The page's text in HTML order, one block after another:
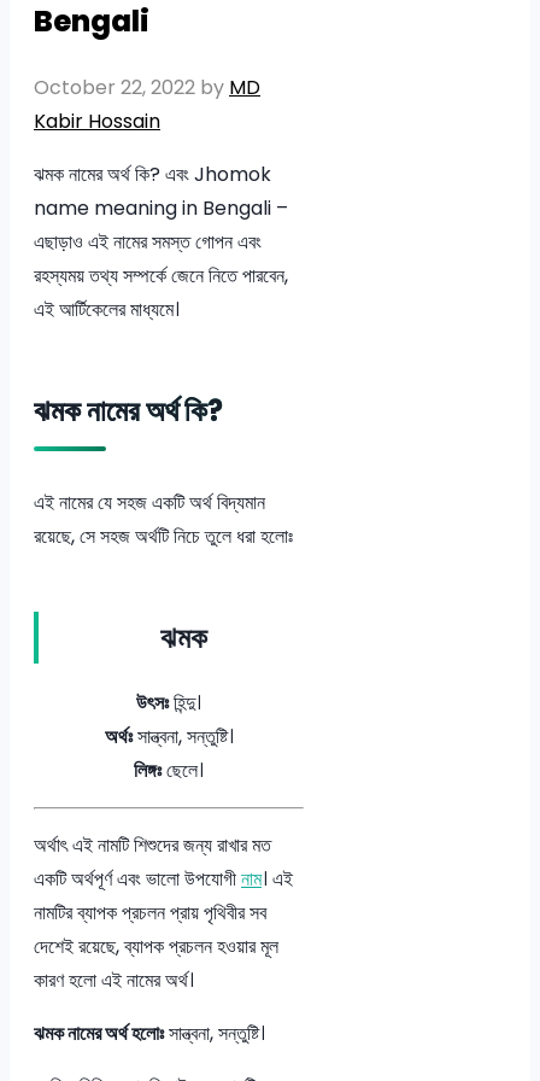
Bengali
October 22, 2022 by MD
Kabir Hossain
ঝমক নামের অর্থ কি? এবং Jhomok
name meaning in Bengali –
এছাড়াও এই নামের সমস্ত গোপন এবং
রহস্যময় তথ্য সম্পর্কে জেনে নিতে পারবেন,
এই আর্টিকেলের মাধ্যমে।
ঝমক নামের অর্থ কি?
এই নামের যে সহজ একটি অর্থ বিদ্যমান
রয়েছে, সে সহজ অর্থটি নিচে তুলে ধরা হলোঃ
ঝমক
উৎসঃহিন্দু।
অর্থঃসান্ত্বনা, সন্তুষ্টি।
লিঙ্গঃছেলে।
অর্থাৎ এই নামটি শিশুদের জন্য রাখার মত
একটি অর্থপূর্ণ এবং ভালো উপযোগীনাম। এই
নামটির ব্যাপক প্রচলন প্রায় পৃথিবীর সব
দেশেই রয়েছে, ব্যাপক প্রচলন হওয়ার মূল
কারণ হলো এই নামের অর্থ।
ঝমক নামের অর্থ হলোঃসান্ত্বনা, সন্তুষ্টি।